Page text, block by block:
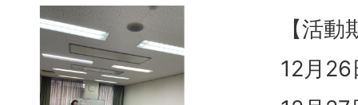
【活動
12月26